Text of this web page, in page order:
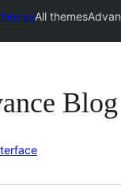
All themes
Blog